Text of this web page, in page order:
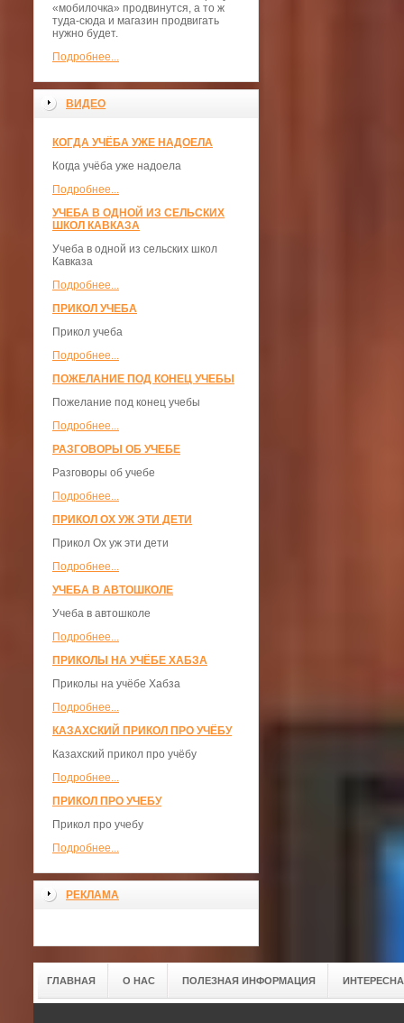
«мобилочка» продвинутся, а то ж
туда-сюда и магазин продвигать
нужно будет.
Подробнее...
ВИДЕО
КОГДА УЧЁБА УЖЕ НАДОЕЛА
Когда учёба уже надоела
Подробнее...
УЧЕБА В ОДНОЙ ИЗ СЕЛЬСКИХ
ШКОЛ КАВКАЗА
Учеба в одной из сельских школ
Кавказа
Подробнее...
ПРИКОЛ УЧЕБА
Прикол учеба
Подробнее...
ПОЖЕЛАНИЕ ПОД КОНЕЦ УЧЕБЫ
Пожелание под конец учебы
Подробнее...
РАЗГОВОРЫ ОБ УЧЕБЕ
Разговоры об учебе
Подробнее...
ПРИКОЛ ОХ УЖ ЭТИ ДЕТИ
Прикол Ох уж эти дети
Подробнее...
УЧЕБА В АВТОШКОЛЕ
Учеба в автошколе
Подробнее...
ПРИКОЛЫ НА УЧЁБЕ ХАБЗА
Приколы на учёбе Хабза
Подробнее...
КАЗАХСКИЙ ПРИКОЛ ПРО УЧЁБУ
Казахский прикол про учёбу
Подробнее...
ПРИКОЛ ПРО УЧЕБУ
Прикол про учебу
Подробнее...
РЕКЛАМА
ГЛАВНАЯ О НАС ПОЛЕЗНАЯ ИНФОРМАЦИЯ